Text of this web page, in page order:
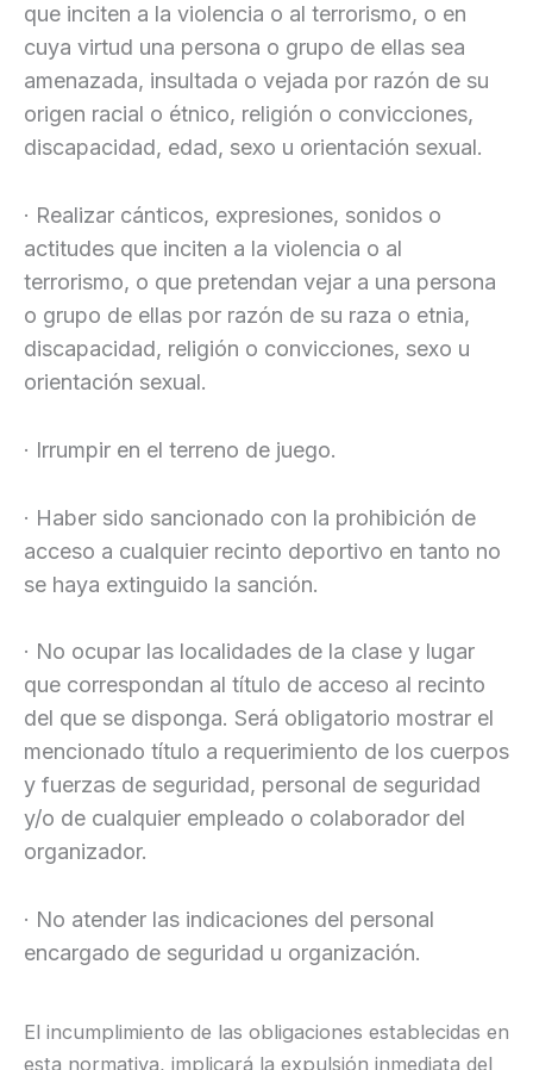
que inciten a la violencia o al terrorismo, o en
cuya virtud una persona o grupo de ellas sea
amenazada, insultada o vejada por razón de su
origen racial o étnico, religión o convicciones,
discapacidad, edad, sexo u orientación sexual.
· Realizar cánticos, expresiones, sonidos o
actitudes que inciten a la violencia o al
terrorismo, o que pretendan vejar a una persona
o grupo de ellas por razón de su raza o etnia,
discapacidad, religión o convicciones, sexo u
orientación sexual.
· Irrumpir en el terreno de juego.
· Haber sido sancionado con la prohibición de
acceso a cualquier recinto deportivo en tanto no
se haya extinguido la sanción.
· No ocupar las localidades de la clase y lugar
que correspondan al título de acceso al recinto
del que se disponga. Será obligatorio mostrar el
mencionado título a requerimiento de los cuerpos
y fuerzas de seguridad, personal de seguridad
y/o de cualquier empleado o colaborador del
organizador.
· No atender las indicaciones del personal
encargado de seguridad u organización.
El incumplimiento de las obligaciones establecidas en
esta normativa, implicará la expulsión inmediata del